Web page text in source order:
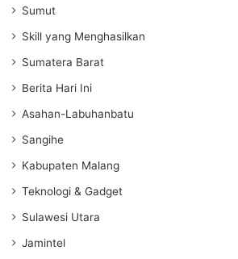
Sumut
Skill yang Menghasilkan
Sumatera Barat
Berita Hari Ini
Asahan-Labuhanbatu
Sangihe
Kabupaten Malang
Teknologi & Gadget
Sulawesi Utara
Jamintel